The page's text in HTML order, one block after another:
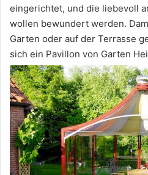
eingerichtet, und die liebevoll
wollen bewundert werden.
Garten oder auf der Terrasse
sich ein Pavillon von Garten